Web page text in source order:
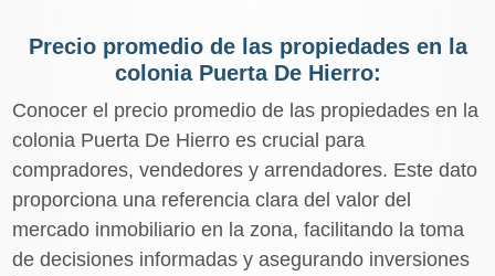
Precio promedio de las propiedades en la
colonia Puerta De Hierro:
Conocer el precio promedio de las propiedades en la
colonia Puerta De Hierro es crucial para
compradores, vendedores y arrendadores. Este dato
proporciona una referencia clara del valor del
mercado inmobiliario en la zona, facilitando la toma
de decisiones informadas y asegurando inversiones